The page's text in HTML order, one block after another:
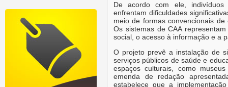
De acordo com ele, indivíduos
enfrentam dificuldades
meio de formas convencionais
Os sistemas de CAA
social, o acesso à informação e a
O projeto prevê a instalação de
serviços públicos de saúde e
espaços culturais, como
emenda de redação
estabelece que a